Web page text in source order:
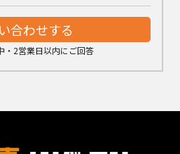
合わせする
・2営業日以内にご回答